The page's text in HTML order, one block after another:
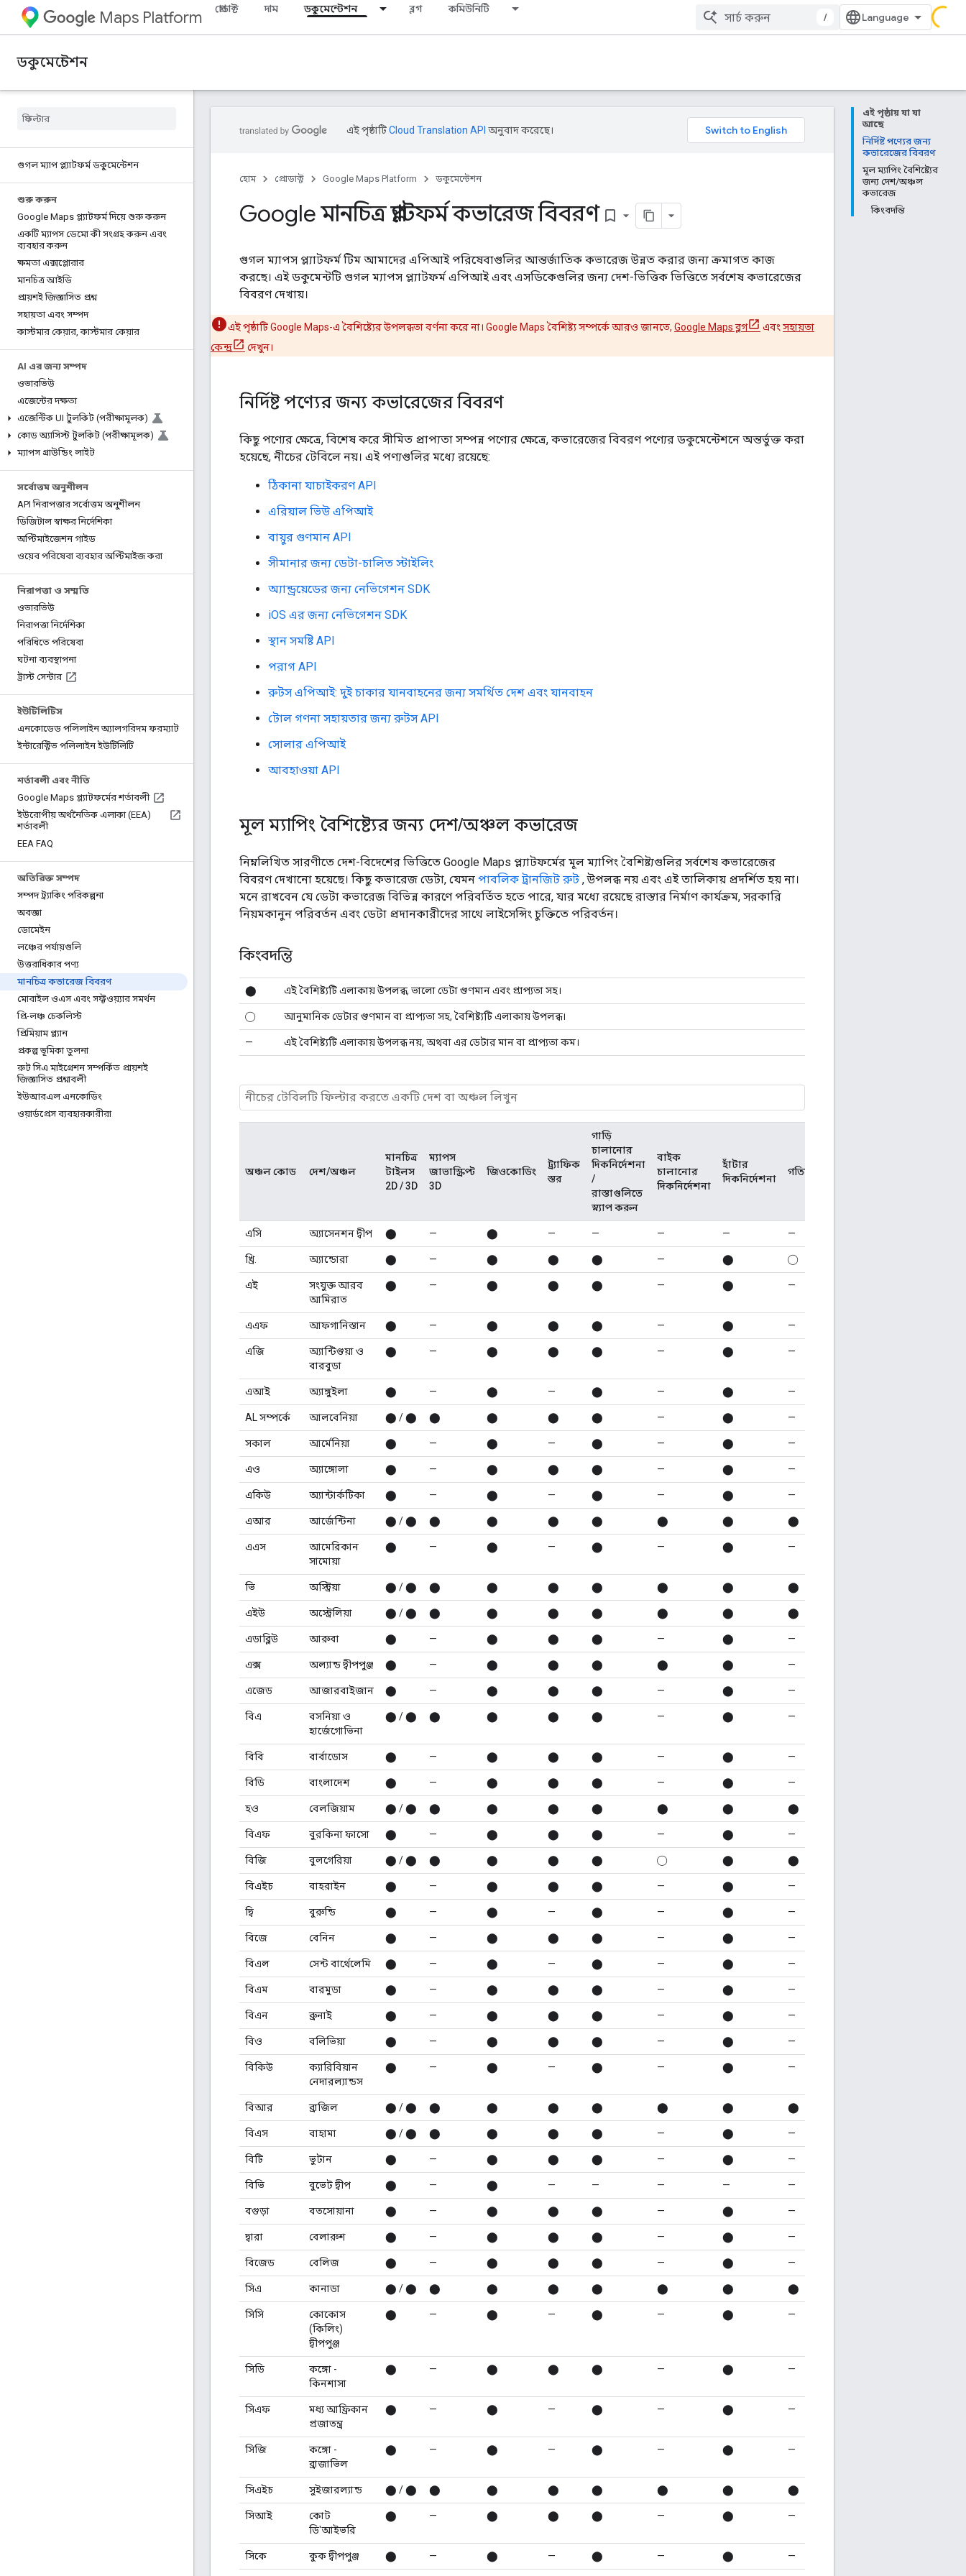
Maps Platform প্রোডাক্ট দাম ডকুমেন্টেশন ব্লগ কমিউনিটি
/
ডকুমেন্টেশন
গুগল ম্যাপ প্ল্যাটফর্ম ডকুমেন্টেশন
শুরু করুন
Google Maps প্ল্যাটফর্ম দিয়ে শুরু করুন
একটি ম্যাপস ডেমো কী সংগ্রহ করুন এবং
ব্যবহার করুন
ক্ষমতা এক্সপ্লোরার
মানচিত্র আইডি
প্রায়শই জিজ্ঞাসিত প্রশ্ন
সহায়তা এবং সম্পদ
কাস্টমার কেয়ার, কাস্টমার কেয়ার
AI এর জন্য সম্পদ
ওভারভিউ
এজেন্টের দক্ষতা
এজেন্টিক UI টুলকিট (পরীক্ষামূলক)
কোড অ্যাসিস্ট টুলকিট (পরীক্ষামূলক)
ম্যাপস গ্রাউন্ডিং লাইট
সর্বোত্তম অনুশীলন
API নিরাপত্তার সর্বোত্তম অনুশীলন
ডিজিটাল স্বাক্ষর নির্দেশিকা
অপ্টিমাইজেশন গাইড
ওয়েব পরিষেবা ব্যবহার অপ্টিমাইজ করা
নিরাপত্তা ও সম্মতি
ওভারভিউ
নিরাপত্তা নির্দেশিকা
পরিধিতে পরিষেবা
ঘটনা ব্যবস্থাপনা
ট্রাস্ট সেন্টার
ইউটিলিটিস
এনকোডেড পলিলাইন অ্যালগরিদম ফরম্যাট
ইন্টারেক্টিভ পলিলাইন ইউটিলিটি
শর্তাবলী এবং নীতি
Google Maps প্ল্যাটফর্মের শর্তাবলী
ইউরোপীয় অর্থনৈতিক এলাকা (EEA)
শর্তাবলী
EEA FAQ
অতিরিক্ত সম্পদ
সম্পদ ট্র্যাকিং পরিকল্পনা
অবজ্ঞা
ডোমেইন
লঞ্চের পর্যায়গুলি
উত্তরাধিকার পণ্য
মানচিত্র কভারেজ বিবরণ
মোবাইল ওএস এবং সফ্টওয়্যার সমর্থন
প্রি-লঞ্চ চেকলিস্ট
প্রিমিয়াম প্ল্যান
প্রকল্প ভূমিকা তুলনা
রুট সিএ মাইগ্রেশন সম্পর্কিত প্রায়শই
জিজ্ঞাসিত প্রশ্নাবলী
ইউআরএল এনকোডিং
ওয়ার্ডপ্রেস ব্যবহারকারীরা
এই পৃষ্ঠায় যা যা
আছে
নির্দিষ্ট পণ্যের জন্য
কভারেজের বিবরণ
মূল ম্যাপিং বৈশিষ্ট্যের
জন্য দেশ/অঞ্চল
কভারেজ
কিংবদন্তি
এই পৃষ্ঠাটিCloud Translation API অনুবাদ করেছে।
হোম প্রোডাক্ট Google Maps Platform ডকুমেন্টেশন
Google মানচিত্র প্ল্যাটফর্ম কভারেজ বিবরণ bookmark_border
গুগল ম্যাপস প্ল্যাটফর্ম টিম আমাদের এপিআই পরিষেবাগুলির আন্তর্জাতিক কভারেজ উন্নত করার জন্য ক্রমাগত কাজ
করছে। এই ডকুমেন্টটি গুগল ম্যাপস প্ল্যাটফর্ম এপিআই এবং এসডিকেগুলির জন্য দেশ-ভিত্তিক ভিত্তিতে সর্বশেষ কভারেজের
বিবরণ দেখায়।
এই পৃষ্ঠাটি Google Maps-এ বৈশিষ্ট্যের উপলব্ধতা বর্ণনা করে না। Google Maps বৈশিষ্ট্য সম্পর্কে আরও জানতে, Google Maps ব্লগ এবং সহায়তা
কেন্দ্র
দেখুন।
নির্দিষ্ট পণ্যের জন্য কভারেজের বিবরণ
কিছু পণ্যের ক্ষেত্রে, বিশেষ করে সীমিত প্রাপ্যতা সম্পন্ন পণ্যের ক্ষেত্রে, কভারেজের বিবরণ পণ্যের ডকুমেন্টেশনে অন্তর্ভুক্ত করা
হয়েছে, নীচের টেবিলে নয়। এই পণ্যগুলির মধ্যে রয়েছে:
ঠিকানা যাচাইকরণ API
এরিয়াল ভিউ এপিআই
বায়ুর গুণমান API
সীমানার জন্য ডেটা-চালিত স্টাইলিং
অ্যান্ড্রয়েডের জন্য নেভিগেশন SDK
iOS এর জন্য নেভিগেশন SDK
স্থান সমষ্টি API
পরাগ API
রুটস এপিআই: দুই চাকার যানবাহনের জন্য সমর্থিত দেশ এবং যানবাহন
টোল গণনা সহায়তার জন্য রুটস API
সোলার এপিআই
আবহাওয়া API
মূল ম্যাপিং বৈশিষ্ট্যের জন্য দেশ/অঞ্চল কভারেজ
নিম্নলিখিত সারণীতে দেশ-বিদেশের ভিত্তিতে Google Maps প্ল্যাটফর্মের মূল ম্যাপিং বৈশিষ্ট্যগুলির সর্বশেষ কভারেজের
বিবরণ দেখানো হয়েছে। কিছু কভারেজ ডেটা, যেমন পাবলিক ট্রানজিট রুট , উপলব্ধ নয় এবং এই তালিকায় প্রদর্শিত হয় না।
মনে রাখবেন যে ডেটা কভারেজ বিভিন্ন কারণে পরিবর্তিত হতে পারে, যার মধ্যে রয়েছে রাস্তার নির্মাণ কার্যক্রম, সরকারি
নিয়মকানুন পরিবর্তন এবং ডেটা প্রদানকারীদের সাথে লাইসেন্সিং চুক্তিতে পরিবর্তন।
কিংবদন্তি
⬤ এই বৈশিষ্ট্যটি এলাকায় উপলব্ধ, ভালো ডেটা গুণমান এবং প্রাপ্যতা সহ।
◯ আনুমানিক ডেটার গুণমান বা প্রাপ্যতা সহ, বৈশিষ্ট্যটি এলাকায় উপলব্ধ।
— এই বৈশিষ্ট্যটি এলাকায় উপলব্ধ নয়, অথবা এর ডেটার মান বা প্রাপ্যতা কম।
অঞ্চল কোড দেশ/অঞ্চল
মানচিত্র
টাইলস
2D / 3D
ম্যাপস
জাভাস্ক্রিপ্ট
3D
জিওকোডিং
ট্র্যাফিক
স্তর
গাড়ি
চালানোর
দিকনির্দেশনা
/
রাস্তাগুলিতে
স্ন্যাপ করুন
বাইক
চালানোর
দিকনির্দেশনা
হাঁটার
দিকনির্দেশনা
গতিসীমা
এসি অ্যাসেনশন দ্বীপ ⬤ — ⬤ — — — — —
খ্রি. অ্যান্ডোরা ⬤ — ⬤ ⬤ ⬤ — ⬤ ◯
এই
সংযুক্ত আরব
আমিরাত
⬤ — ⬤ ⬤ ⬤ — ⬤ —
এএফ আফগানিস্তান ⬤ — ⬤ ⬤ ⬤ — ⬤ —
এজি
অ্যান্টিগুয়া ও
বারবুডা
⬤ — ⬤ ⬤ ⬤ — ⬤ —
এআই অ্যাঙ্গুইলা ⬤ — ⬤ — ⬤ — ⬤ —
AL সম্পর্কে আলবেনিয়া ⬤ / ⬤ ⬤ ⬤ ⬤ ⬤ — ⬤ —
সকাল আর্মেনিয়া ⬤ — ⬤ — ⬤ — ⬤ —
এও অ্যাঙ্গোলা ⬤ — ⬤ ⬤ ⬤ — ⬤ —
একিউ অ্যান্টার্কটিকা ⬤ — ⬤ — ⬤ — ⬤ —
এআর আর্জেন্টিনা ⬤ / ⬤ ⬤ ⬤ ⬤ ⬤ ⬤ ⬤ ⬤
এএস
আমেরিকান
সামোয়া
⬤ — ⬤ — ⬤ — ⬤ —
ভি অস্ট্রিয়া ⬤ / ⬤ ⬤ ⬤ ⬤ ⬤ ⬤ ⬤ ⬤
এইউ অস্ট্রেলিয়া ⬤ / ⬤ ⬤ ⬤ ⬤ ⬤ ⬤ ⬤ ⬤
এডাব্লিউ আরুবা ⬤ — ⬤ ⬤ ⬤ — ⬤ —
এক্স অল্যান্ড দ্বীপপুঞ্জ ⬤ — ⬤ ⬤ ⬤ ⬤ ⬤ —
এজেড আজারবাইজান ⬤ — ⬤ ⬤ ⬤ — ⬤ —
বিএ
বসনিয়া ও
হার্জেগোভিনা
⬤ / ⬤ ⬤ ⬤ ⬤ ⬤ — ⬤ —
বিবি বার্বাডোস ⬤ — ⬤ ⬤ ⬤ — ⬤ —
বিডি বাংলাদেশ ⬤ — ⬤ ⬤ ⬤ — ⬤ —
হও বেলজিয়াম ⬤ / ⬤ ⬤ ⬤ ⬤ ⬤ ⬤ ⬤ ⬤
বিএফ বুরকিনা ফাসো ⬤ — ⬤ ⬤ ⬤ — ⬤ —
বিজি বুলগেরিয়া ⬤ / ⬤ ⬤ ⬤ ⬤ ⬤ ◯ ⬤ ⬤
বিএইচ বাহরাইন ⬤ — ⬤ ⬤ ⬤ — ⬤ —
দ্বি বুরুন্ডি ⬤ — ⬤ — ⬤ — ⬤ —
বিজে বেনিন ⬤ — ⬤ ⬤ ⬤ — ⬤ —
বিএল সেন্ট বার্থেলেমি ⬤ — ⬤ — ⬤ — ⬤ —
বিএম বারমুডা ⬤ — ⬤ ⬤ ⬤ — ⬤ —
বিএন ব্রুনাই ⬤ — ⬤ ⬤ ⬤ — ⬤ —
বিও বলিভিয়া ⬤ — ⬤ ⬤ ⬤ — ⬤ —
বিকিউ
ক্যারিবিয়ান
নেদারল্যান্ডস
⬤ — ⬤ — ⬤ — ⬤ —
বিআর ব্রাজিল ⬤ / ⬤ ⬤ ⬤ ⬤ ⬤ ⬤ ⬤ ⬤
বিএস বাহামা ⬤ / ⬤ ⬤ ⬤ ⬤ ⬤ — ⬤ —
বিটি ভুটান ⬤ — ⬤ ⬤ ⬤ — ⬤ —
বিভি বুভেট দ্বীপ ⬤ — ⬤ — — — — —
বগুড়া বতসোয়ানা ⬤ — ⬤ ⬤ ⬤ — ⬤ —
দ্বারা বেলারুশ ⬤ — ⬤ ⬤ ⬤ — ⬤ —
বিজেড বেলিজ ⬤ — ⬤ ⬤ ⬤ — ⬤ —
সিএ কানাডা ⬤ / ⬤ ⬤ ⬤ ⬤ ⬤ ⬤ ⬤ ⬤
সিসি
কোকোস
(কিলিং)
দ্বীপপুঞ্জ
⬤ — ⬤ — ⬤ — ⬤ —
সিডি
কঙ্গো -
কিনশাসা
⬤ — ⬤ ⬤ ⬤ — ⬤ —
সিএফ
মধ্য আফ্রিকান
প্রজাতন্ত্র
⬤ — ⬤ — ⬤ — ⬤ —
সিজি
কঙ্গো -
ব্রাজাভিল
⬤ — ⬤ — ⬤ — ⬤ —
সিএইচ সুইজারল্যান্ড ⬤ / ⬤ ⬤ ⬤ ⬤ ⬤ ⬤ ⬤ ⬤
সিআই
কোট
ডি'আইভরি
⬤ — ⬤ ⬤ ⬤ — ⬤ —
সিকে কুক দ্বীপপুঞ্জ ⬤ — ⬤ — ⬤ — ⬤ —